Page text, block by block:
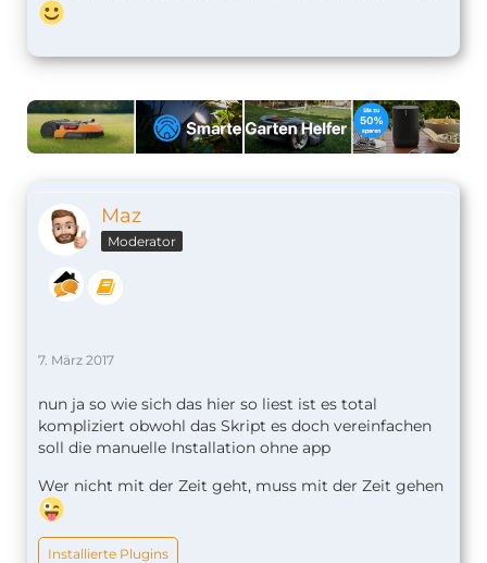
Maz
Moderator
7. März 2017
nun ja so wie sich das hier so liest ist es total
kompliziert obwohl das Skript es doch vereinfachen
soll die manuelle Installation ohne app
Wer nicht mit der Zeit geht, muss mit der Zeit gehen
Installierte Plugins